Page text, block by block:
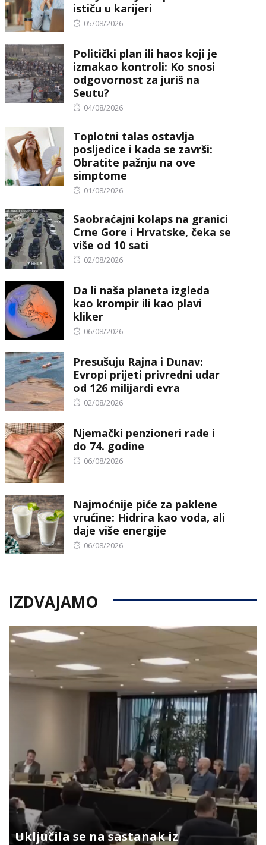
ističu u karijeri
Posted
05/08/2026
Politički plan ili haos koji je
izmakao kontroli: Ko snosi
odgovornost za juriš na
Seutu?
Posted
04/08/2026
Toplotni talas ostavlja
posljedice i kada se završi:
Obratite pažnju na ove
simptome
Posted
01/08/2026
Saobraćajni kolaps na granici
Crne Gore i Hrvatske, čeka se
više od 10 sati
Posted
02/08/2026
Da li naša planeta izgleda
kao krompir ili kao plavi
kliker
Posted
06/08/2026
Presušuju Rajna i Dunav:
Evropi prijeti privredni udar
od 126 milijardi evra
Posted
02/08/2026
Njemački penzioneri rade i
do 74. godine
Posted
06/08/2026
Najmoćnije piće za paklene
vrućine: Hidrira kao voda, ali
daje više energije
Posted
06/08/2026
IZDVAJAMO
Uključila se na sastanak iz